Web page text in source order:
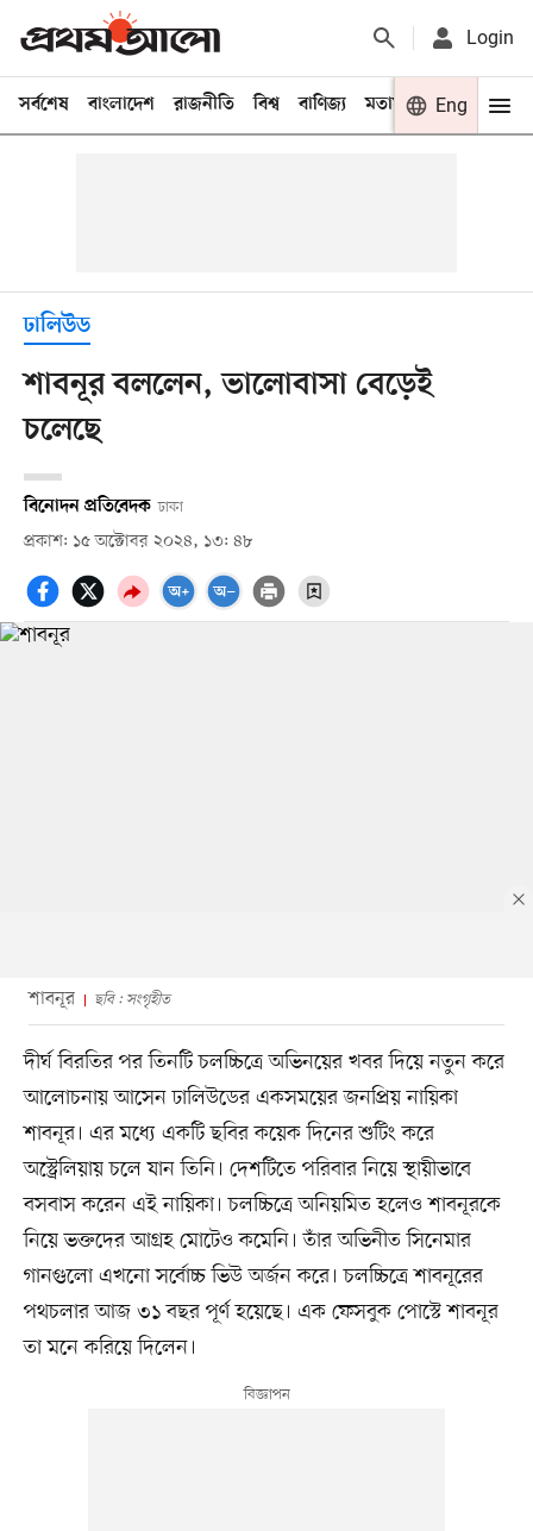
Login
সর্বশেষ বাংলাদেশ রাজনীতি বিশ্ব বাণিজ্য মতামত খেলা
Eng
ঢালিউড
শাবনূর বললেন, ভালোবাসা বেড়েই
চলেছে
বিনোদন প্রতিবেদক ঢাকা
প্রকাশ: ১৫ অক্টোবর ২০২৪, ১৩: ৪৮
শাবনূর ছবি : সংগৃহীত
দীর্ঘ বিরতির পর তিনটি চলচ্চিত্রে অভিনয়ের খবর দিয়ে নতুন করে
আলোচনায় আসেন ঢালিউডের একসময়ের জনপ্রিয় নায়িকা
শাবনূর। এর মধ্যে একটি ছবির কয়েক দিনের শুটিং করে
অস্ট্রেলিয়ায় চলে যান তিনি। দেশটিতে পরিবার নিয়ে স্থায়ীভাবে
বসবাস করেন এই নায়িকা। চলচ্চিত্রে অনিয়মিত হলেও শাবনূরকে
নিয়ে ভক্তদের আগ্রহ মোটেও কমেনি। তাঁর অভিনীত সিনেমার
গানগুলো এখনো সর্বোচ্চ ভিউ অর্জন করে। চলচ্চিত্রে শাবনূরের
পথচলার আজ ৩১ বছর পূর্ণ হয়েছে। এক ফেসবুক পোস্টে শাবনূর
তা মনে করিয়ে দিলেন।